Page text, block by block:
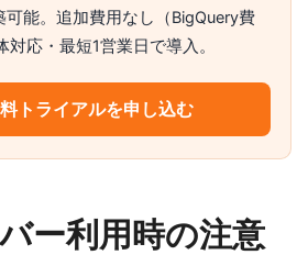
能。追加費用なし（BigQuery費
応・最短1営業日で導入。
トライアルを申し込む
ー利用時の注意